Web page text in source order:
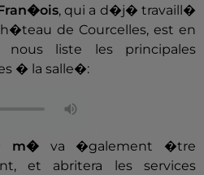
, qui a d�j� travaill�
de Courcelles, est en
liste les principales
� la salle�:
m�va �galement �tre
et abritera les services